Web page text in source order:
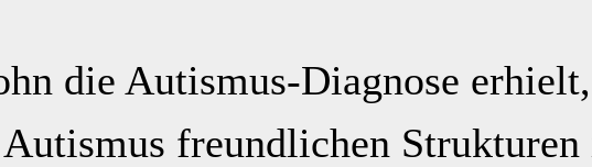
die Autismus-Diagnose
freundlichen